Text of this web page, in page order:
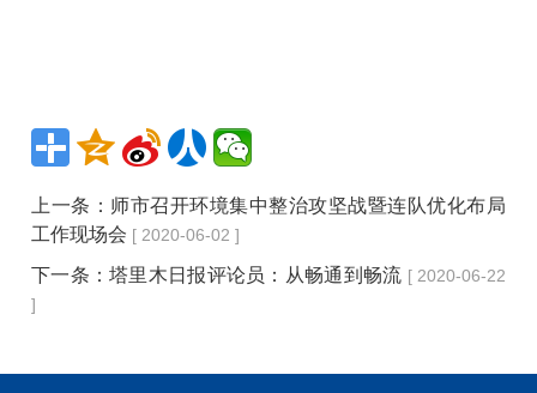
上一条： 师市召开环境集中整治攻坚战暨连队优化布局
工作现场会 [ 2020-06-02 ]
下一条：塔里木日报评论员：从畅通到畅流 [ 2020-06-22
]